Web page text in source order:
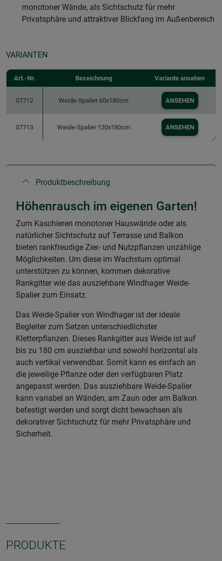
monotoner Wände, als Sichtschutz für mehr
Privatsphäre und attraktiver Blickfang im Außenbereich
VARIANTEN
Art.-Nr. Bezeichnung Variante ansehen
07712 Weide-Spalier 60x180cm ANSEHEN
07713 Weide-Spalier 120x180cm ANSEHEN
Produktbeschreibung
Höhenrausch im eigenen Garten!
Zum Kaschieren monotoner Hauswände oder als
natürlicher Sichtschutz auf Terrasse und Balkon
bieten rankfreudige Zier- und Nutzpflanzen unzählige
Möglichkeiten. Um diese im Wachstum optimal
unterstützen zu können, kommen dekorative
Rankgitter wie das ausziehbare Windhager Weide-
Spalier zum Einsatz.
Das Weide-Spalier von Windhager ist der ideale
Begleiter zum Setzen unterschiedlichster
Kletterpflanzen. Dieses Rankgitter aus Weide ist auf
bis zu 180 cm ausziehbar und sowohl horizontal als
auch vertikal verwendbar. Somit kann es einfach an
die jeweilige Pflanze oder den verfügbaren Platz
angepasst werden. Das ausziehbare Weide-Spalier
kann variabel an Wänden, am Zaun oder am Balkon
befestigt werden und sorgt dicht bewachsen als
dekorativer Sichtschutz für mehr Privatsphäre und
Sicherheit.
PRODUKTE